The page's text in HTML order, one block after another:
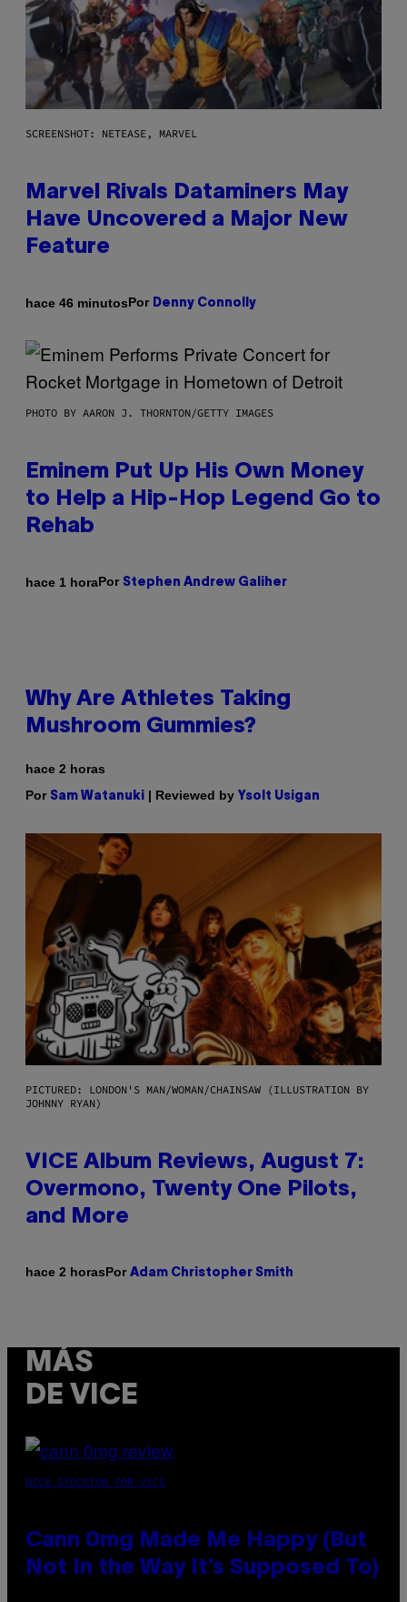
SCREENSHOT: NETEASE, MARVEL
Marvel Rivals Dataminers May
Have Uncovered a Major New
Feature
hace 46 minutosPor Denny Connolly
PHOTO BY AARON J. THORNTON/GETTY IMAGES
Eminem Put Up His Own Money
to Help a Hip-Hop Legend Go to
Rehab
hace 1 horaPor Stephen Andrew Galiher
Why Are Athletes Taking
Mushroom Gummies?
hace 2 horas
Por Sam Watanuki | Reviewed by Ysolt Usigan
PICTURED: LONDON'S MAN/WOMAN/CHAINSAW (ILLUSTRATION BY
JOHNNY RYAN)
VICE Album Reviews, August 7:
Overmono, Twenty One Pilots,
and More
hace 2 horasPor Adam Christopher Smith
MÁS
DE VICE
NICK STOCKTON FOR VICE
Cann 0mg Made Me Happy (But
Not In the Way It’s Supposed To)